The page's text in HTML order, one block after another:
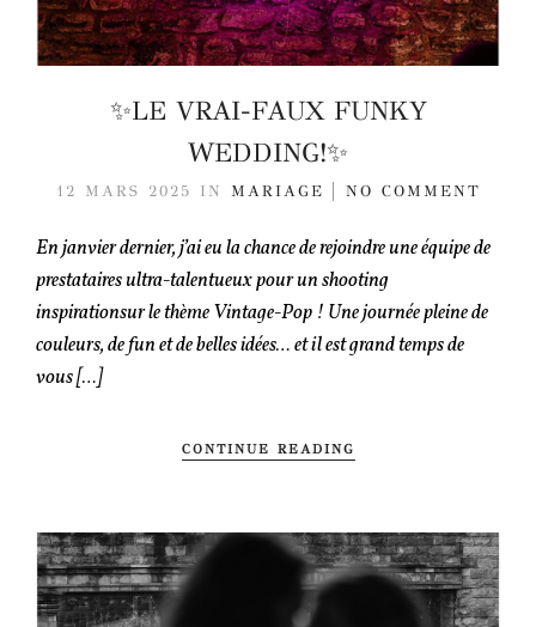
✨LE VRAI-FAUX FUNKY
WEDDING!✨
12 MARS 2025 IN MARIAGE NO COMMENT
En janvier dernier, j’ai eu la chance de rejoindre une équipe de
prestataires ultra-talentueux pour un shooting
inspirationsur le thème Vintage-Pop ! Une journée pleine de
couleurs, de fun et de belles idées… et il est grand temps de
vous […]
CONTINUE READING